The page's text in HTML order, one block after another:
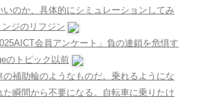
のか、具体的にシミュレーションしてみ
ンジのリフジン
会員アンケート」負の連鎖を危惧す
のトピック以前
補助輪のようなものだ。乗れるようにな
瞬間から不要になる。自転車に乗りたけ